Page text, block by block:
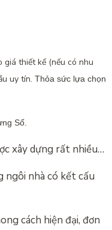
giá thiết kế (nếu có nhu
uy tín. Thỏa sức lựa chọn
Số.
xây dựng rất nhiều…
ngôi nhà có kết cấu
cách hiện đại, đơn